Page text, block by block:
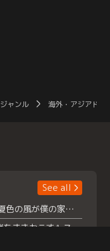
ジャンル 海外・アジアドラ
See all
浮所飛貴主演！ 【夏色の風が僕の家にやってきた】 本日よりテラサで独占配信スタート！
『夏色の雲が恋と嵐をまきおこす』スペシャルメイキング 【Part1】2026年７月18日（土）23時30分～配信スタート！話題のシーンの裏側を大公開！豪華キャスト大集合！ 『武宮家 真夏の家族会議』開催！